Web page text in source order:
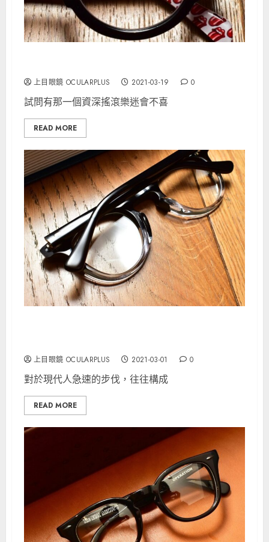
上目眼鏡 OCULARPLUS 2021-03-19 0
試問有那一個資深搖滾樂迷會不喜
READ MORE
上目眼鏡 OCULARPLUS 2021-03-01 0
對於現代人急速的步伐，往往構成
READ MORE